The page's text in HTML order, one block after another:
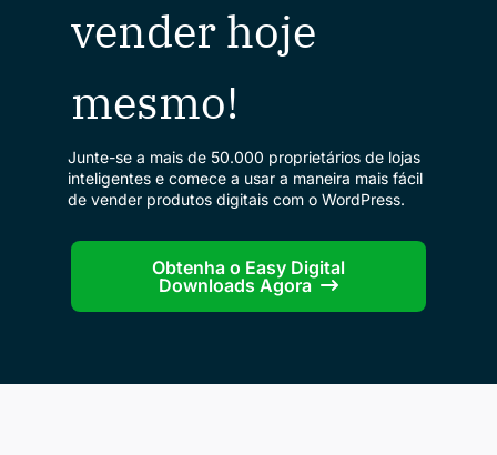
vender hoje
mesmo!
Junte-se a mais de 50.000 proprietários de lojas
inteligentes e comece a usar a maneira mais fácil
de vender produtos digitais com o WordPress.
Obtenha o Easy Digital
Downloads Agora